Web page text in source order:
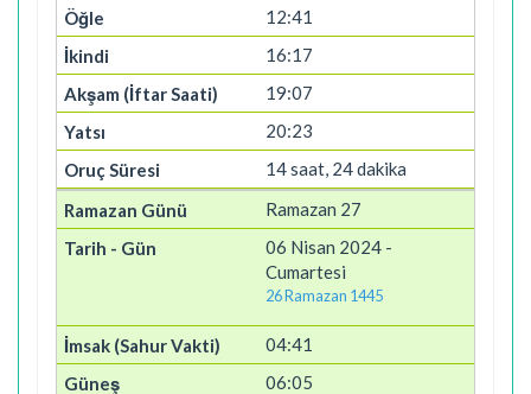
12:41
16:17
19:07
20:23
14 saat, 24 dakika
Ramazan 27
06 Nisan 2024 -
Cumartesi
26 Ramazan 1445
04:41
06:05